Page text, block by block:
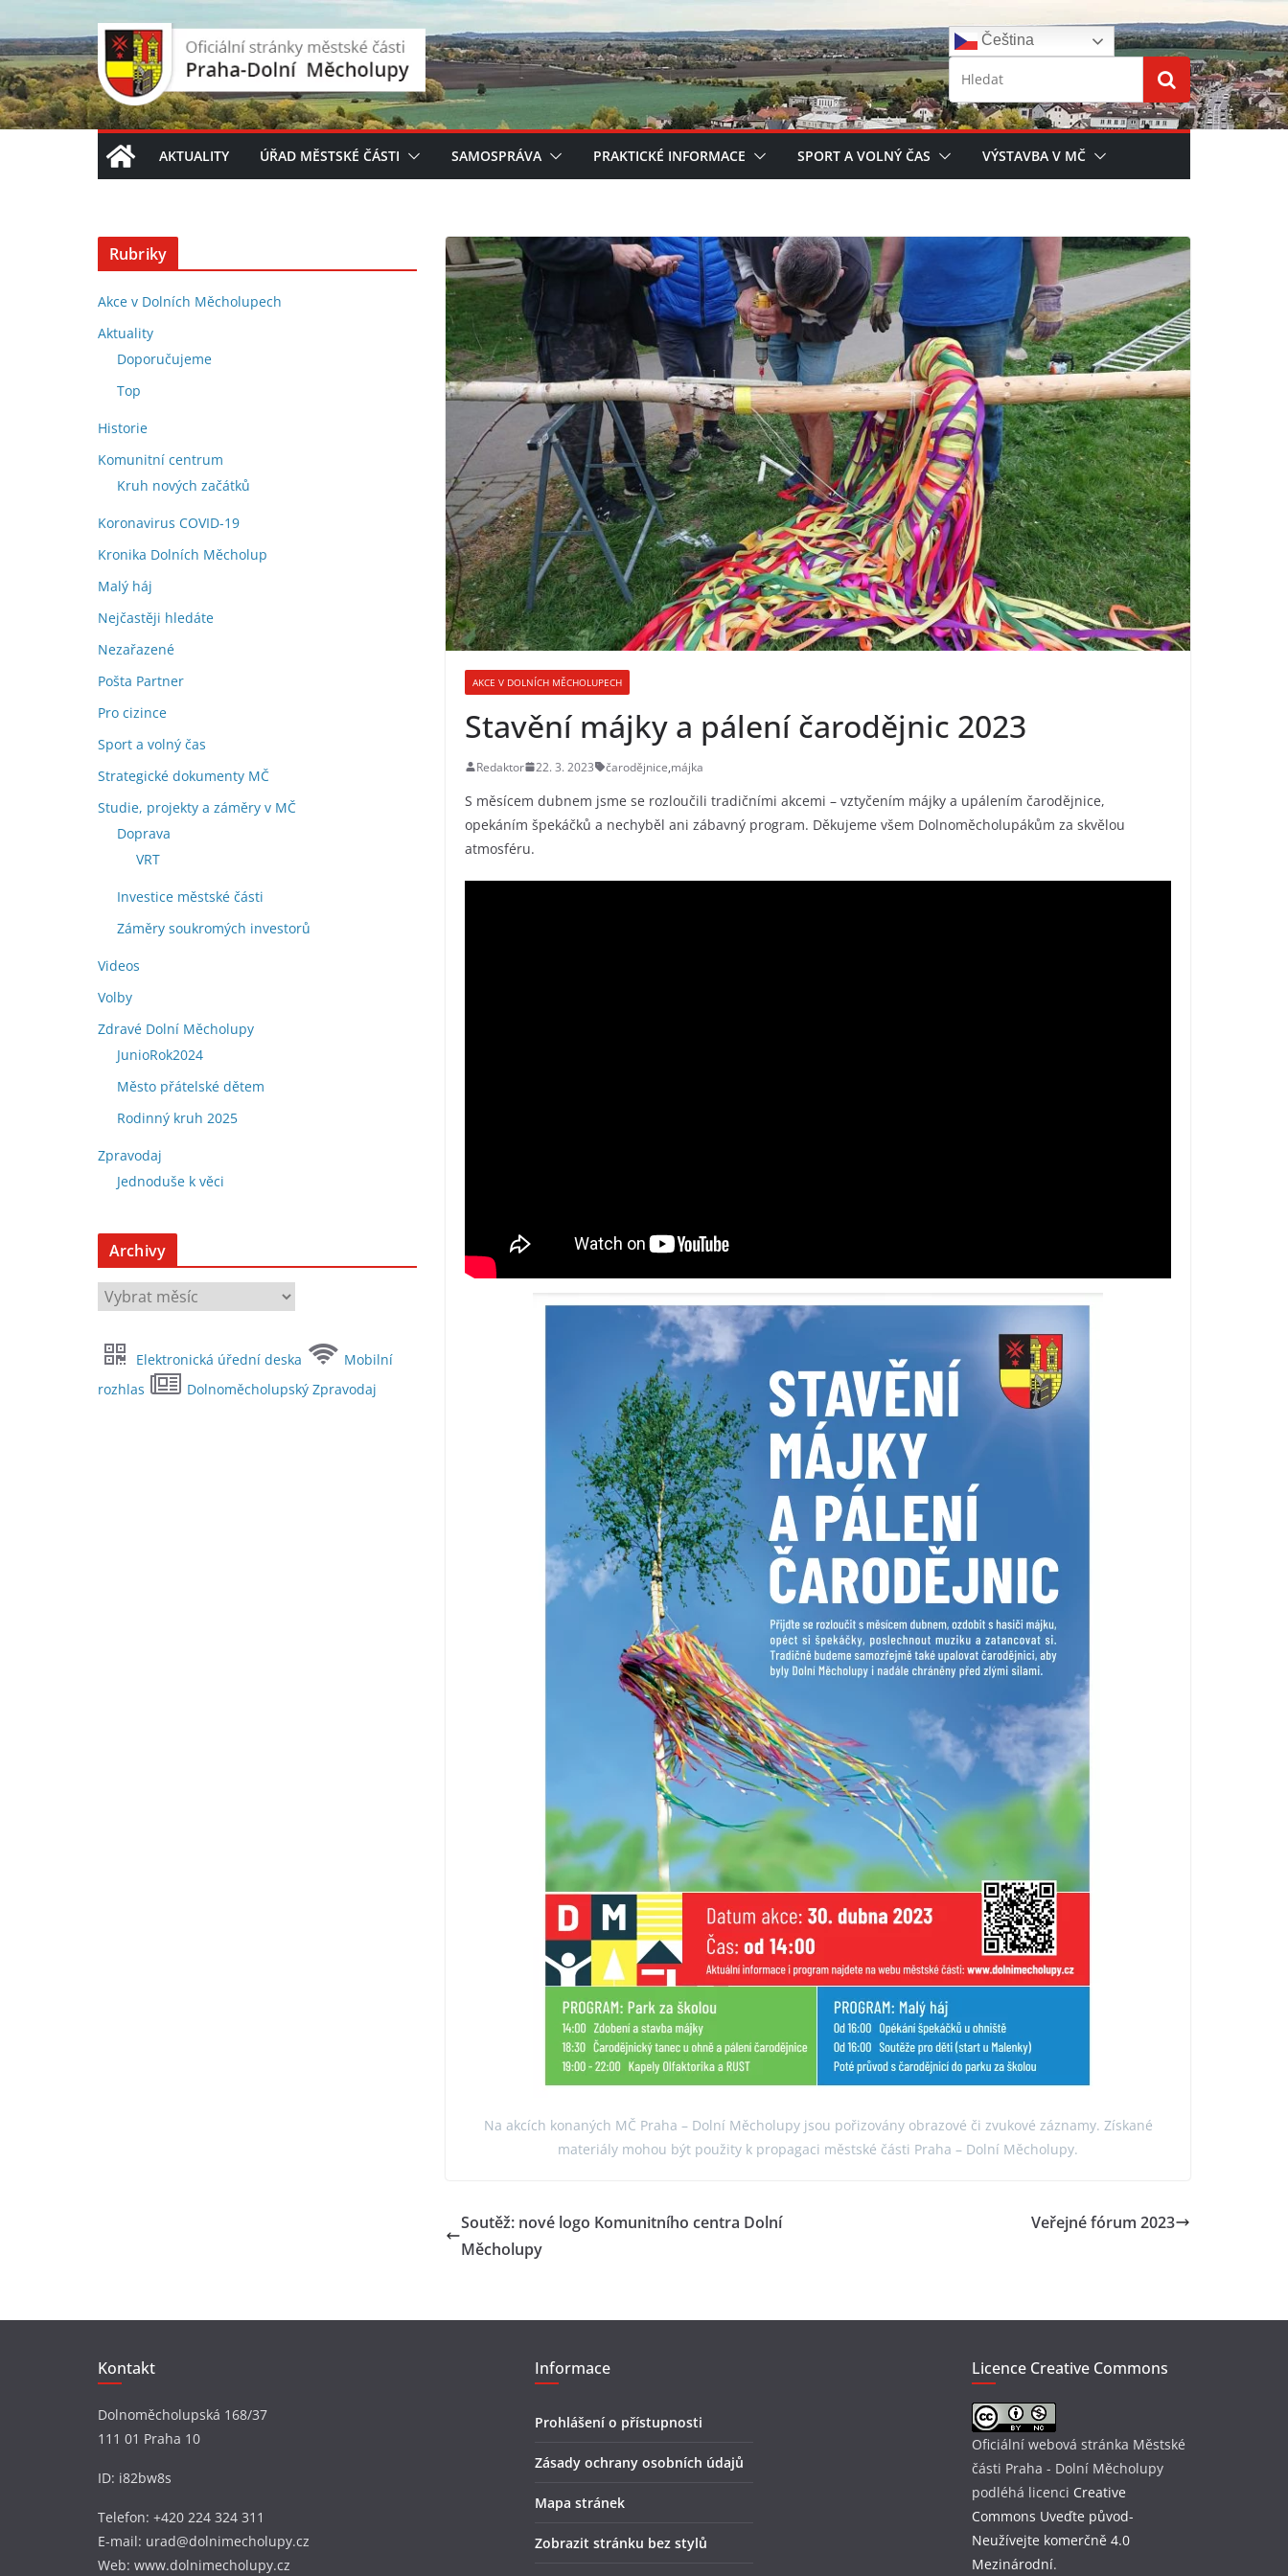
na
obsah
Čeština‎
AKTUALITY ÚŘAD MĚSTSKÉ ČÁSTI SAMOSPRÁVA PRAKTICKÉ INFORMACE SPORT A VOLNÝ ČAS VÝSTAVBA V MČ
AKCE V DOLNÍCH MĚCHOLUPECH
Stavění májky a pálení čarodějnic 2023
Redaktor 22. 3. 2023 čarodějnice,májka
S měsícem dubnem jsme se rozloučili tradičními akcemi – vztyčením májky a upálením čarodějnice,
opekáním špekáčků a nechyběl ani zábavný program. Děkujeme všem Dolnoměcholupákům za skvělou
atmosféru.
Na akcích konaných MČ Praha – Dolní Měcholupy jsou pořizovány obrazové či zvukové záznamy. Získané
materiály mohou být použity k propagaci městské části Praha – Dolní Měcholupy.
Soutěž: nové logo Komunitního centra Dolní
Měcholupy
Veřejné fórum 2023
Rubriky
Akce v Dolních Měcholupech
Aktuality
Doporučujeme
Top
Historie
Komunitní centrum
Kruh nových začátků
Koronavirus COVID-19
Kronika Dolních Měcholup
Malý háj
Nejčastěji hledáte
Nezařazené
Pošta Partner
Pro cizince
Sport a volný čas
Strategické dokumenty MČ
Studie, projekty a záměry v MČ
Doprava
VRT
Investice městské části
Záměry soukromých investorů
Videos
Volby
Zdravé Dolní Měcholupy
JunioRok2024
Město přátelské dětem
Rodinný kruh 2025
Zpravodaj
Jednoduše k věci
Archivy
A
r
h
i
Elektronická úřední deska
Mobilní
rozhlas
Dolnoměcholupský Zpravodaj
Kontakt
Dolnoměcholupská 168/37
111 01 Praha 10
ID: i82bw8s
Telefon: +420 224 324 311
E-mail: urad@dolnimecholupy.cz
Web: www.dolnimecholupy.cz
Informace
Prohlášení o přístupnosti
Zásady ochrany osobních údajů
Mapa stránek
Zobrazit stránku bez stylů
Licence Creative Commons
Oficiální webová stránka Městské
části Praha - Dolní Měcholupy
podléhá licenci Creative
Commons Uveďte původ-
Neužívejte komerčně 4.0
Mezinárodní.